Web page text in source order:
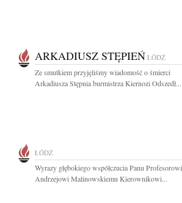
ARKADIUSZ STĘPIEŃ ŁÓDŹ
Ze smutkiem przyjęliśmy wiadomość o śmierci
Arkadiusza Stępnia burmistrza Kiernozi Odszedł...
ŁÓDŹ
Wyrazy głębokiego współczucia Panu Profesorowi
Andrzejowi Malinowskiemu Kierownikowi...